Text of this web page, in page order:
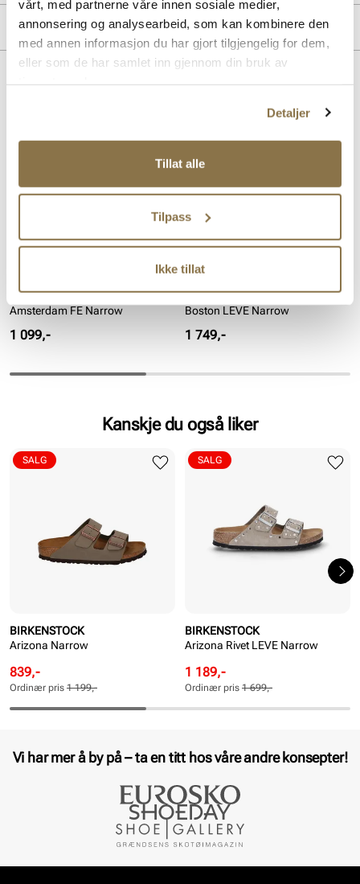
vårt, med partnerne våre innen sosiale medier,
annonsering og analysearbeid, som kan kombinere den
med annen informasjon du har gjort tilgjengelig for dem,
eller som de har samlet inn gjennom din bruk av
Detaljer
Tillat alle
Tilpass
Ikke tillat
MERKE
Lignende produkter
BIRKENSTOCK
Amsterdam FE Narrow
Pris
1 099,-
BIRKENSTOCK
Boston LEVE Narrow
Pris
1 749,-
Kanskje du også liker
BIRKENSTOCK
Arizona Narrow
Rabattert
pris
Pris
839,-
Ordinær
pris
Pris
Ordinær pris 1 199,-
SALG
BIRKENSTOCK
Arizona Rivet LEVE Narrow
Rabattert
pris
Pris
1 189,-
Ordinær
pris
Pris
Ordinær pris 1 699,-
SALG
Vi har mer å by på – ta en titt hos våre andre konsepter!